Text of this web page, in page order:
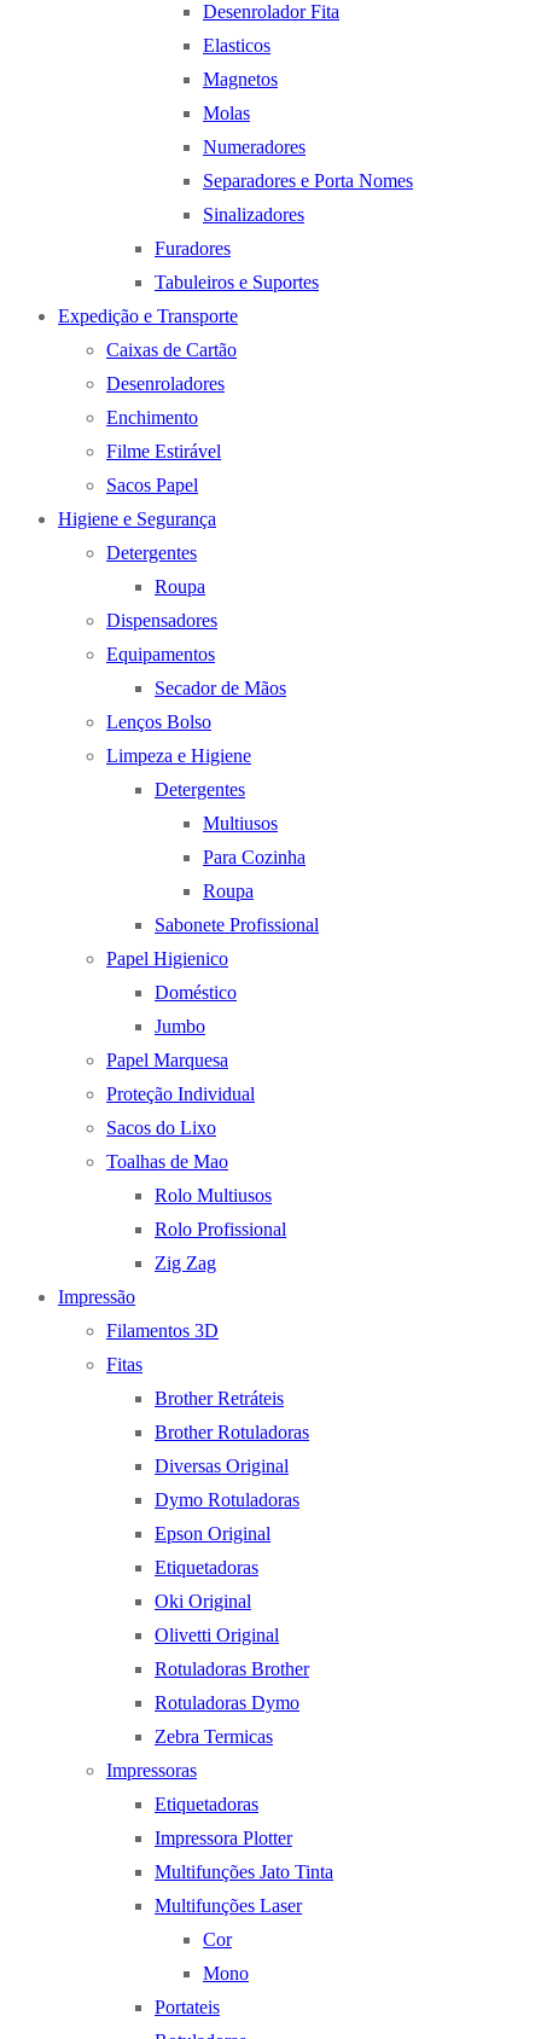
Desenrolador Fita
Elasticos
Magnetos
Molas
Numeradores
Separadores e Porta Nomes
Sinalizadores
Furadores
Tabuleiros e Suportes
Expedição e Transporte
Caixas de Cartão
Desenroladores
Enchimento
Filme Estirável
Sacos Papel
Higiene e Segurança
Detergentes
Roupa
Dispensadores
Equipamentos
Secador de Mãos
Lenços Bolso
Limpeza e Higiene
Detergentes
Multiusos
Para Cozinha
Roupa
Sabonete Profissional
Papel Higienico
Doméstico
Jumbo
Papel Marquesa
Proteção Individual
Sacos do Lixo
Toalhas de Mao
Rolo Multiusos
Rolo Profissional
Zig Zag
Impressão
Filamentos 3D
Fitas
Brother Retráteis
Brother Rotuladoras
Diversas Original
Dymo Rotuladoras
Epson Original
Etiquetadoras
Oki Original
Olivetti Original
Rotuladoras Brother
Rotuladoras Dymo
Zebra Termicas
Impressoras
Etiquetadoras
Impressora Plotter
Multifunções Jato Tinta
Multifunções Laser
Cor
Mono
Portateis